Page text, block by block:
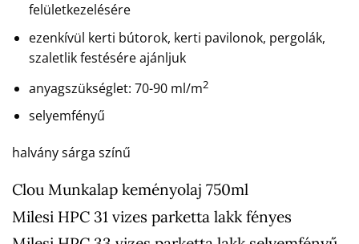
felületkezelésére
ezenkívül kerti bútorok, kerti pavilonok, pergolák,
szaletlik festésére ajánljuk
anyagszükséglet: 70-90 ml/m2
selyemfényű
halvány sárga színű
Clou Munkalap keményolaj 750ml
Milesi HPC 31 vizes parketta lakk fényes